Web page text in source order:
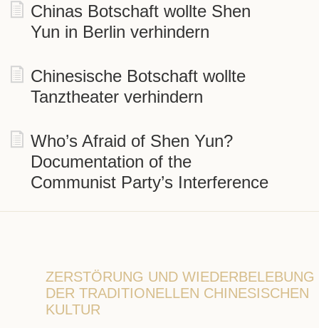
Chinas Botschaft wollte Shen
Yun in Berlin verhindern
Chinesische Botschaft wollte
Tanztheater verhindern
Who’s Afraid of Shen Yun?
Documentation of the
Communist Party’s Interference
ZERSTÖRUNG UND WIEDERBELEBUNG
DER TRADITIONELLEN CHINESISCHEN
KULTUR